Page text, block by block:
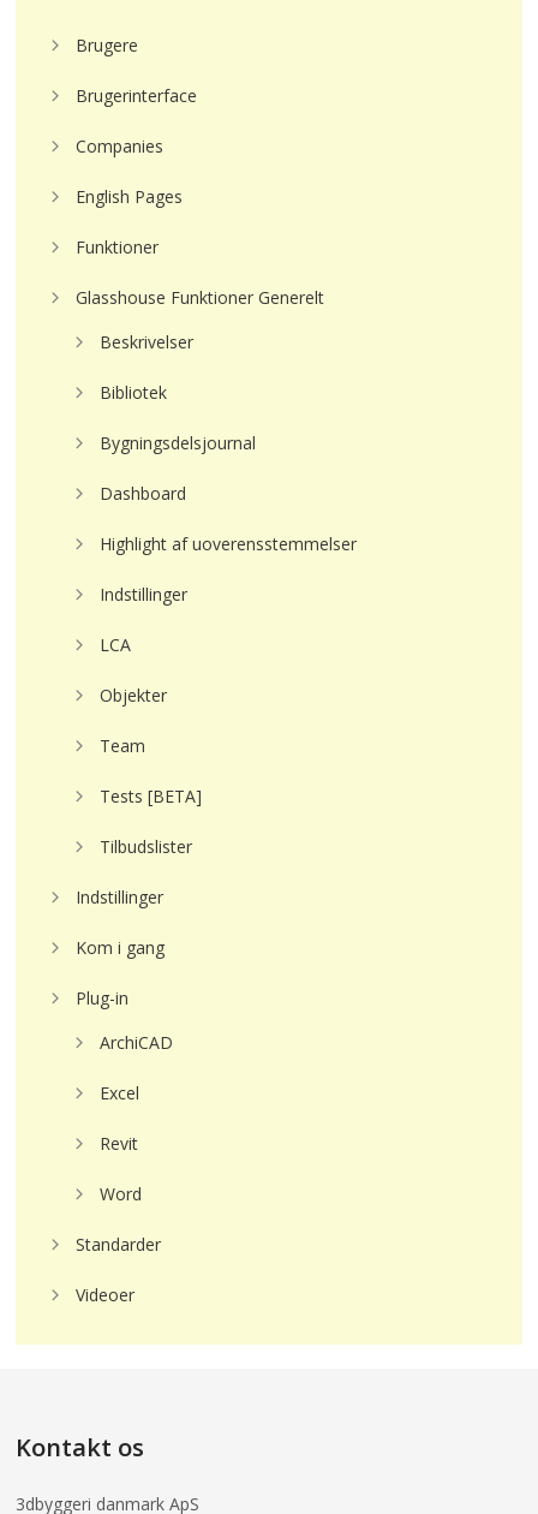
Brugere
Brugerinterface
Companies
English Pages
Funktioner
Glasshouse Funktioner Generelt
Beskrivelser
Bibliotek
Bygningsdelsjournal
Dashboard
Highlight af uoverensstemmelser
Indstillinger
LCA
Objekter
Team
Tests [BETA]
Tilbudslister
Indstillinger
Kom i gang
Plug-in
ArchiCAD
Excel
Revit
Word
Standarder
Videoer
Kontakt os
3dbyggeri danmark ApS